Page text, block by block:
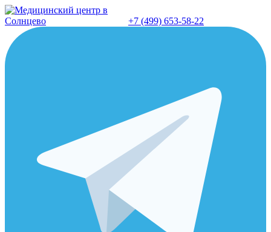
Перейти
к
содержанию
+7 (499) 653-58-22